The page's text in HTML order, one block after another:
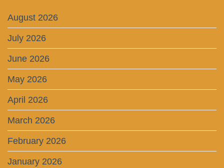
August 2026
July 2026
June 2026
May 2026
April 2026
March 2026
February 2026
January 2026